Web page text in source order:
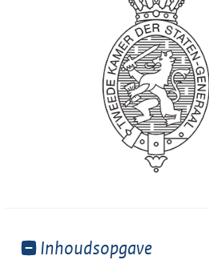
Toon
Inhoudsopgave